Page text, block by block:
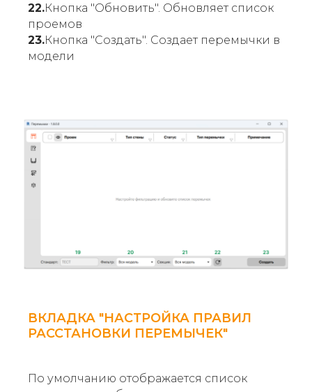
22.Кнопка "Обновить". Обновляет список
проемов
23.Кнопка "Создать". Создает перемычки в
модели
ВКЛАДКА "НАСТРОЙКА ПРАВИЛ
РАССТАНОВКИ ПЕРЕМЫЧЕК"
По умолчанию отображается список